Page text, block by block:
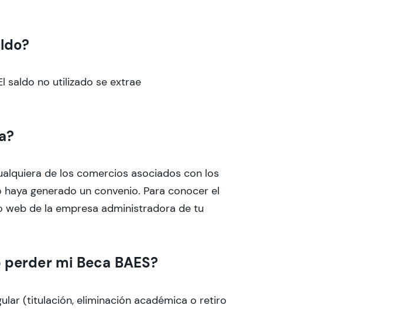
saldo no utilizado se extrae
de los comercios asociados con los
generado un convenio. Para conocer el
de la empresa administradora de tu
mi Beca BAES?
(titulación, eliminación académica o retiro